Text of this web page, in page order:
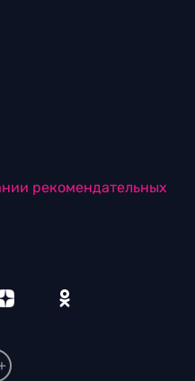
рекомендательных